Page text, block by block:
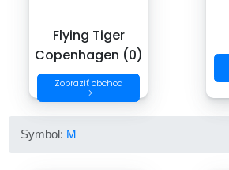
Flying Tiger
Copenhagen (0)
Zobraziť obchod
→
Symbol: M